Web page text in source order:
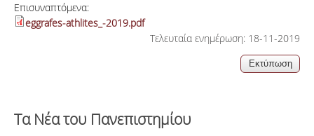
Επισυναπτόμενα:
eggrafes-athlites_-2019.pdf
Τελευταία ενημέρωση: 18-11-2019
Τα Νέα του Πανεπιστημίου